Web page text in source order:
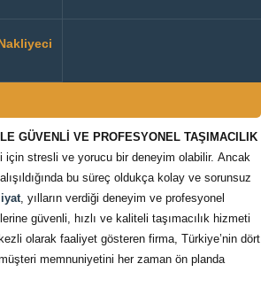
GÜVENLİ VE PROFESYONEL TAŞIMACILIK
için stresli ve yorucu bir deneyim olabilir. Ancak
bu süreç oldukça kolay ve sorunsuz
, yılların verdiği deneyim ve profesyonel
güvenli, hızlı ve kaliteli taşımacılık hizmeti
olarak faaliyet gösteren firma, Türkiye’nin dört
memnuniyetini her zaman ön planda